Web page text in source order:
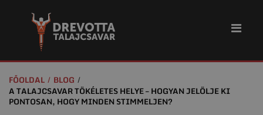
FŐOLDAL
BLOG
A TALAJCSAVAR TÖKÉLETES HELYE – HOGYAN JELÖLJE KI
PONTOSAN, HOGY MINDEN STIMMELJEN?